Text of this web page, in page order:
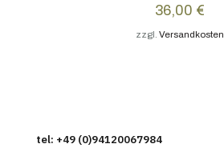
36,00 €
zzgl. Versandkosten
tel: +49 (0)94120067984